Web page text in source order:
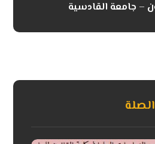
– جامعة القادسية